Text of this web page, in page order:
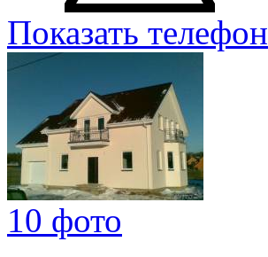
Показать телефон
10 фото